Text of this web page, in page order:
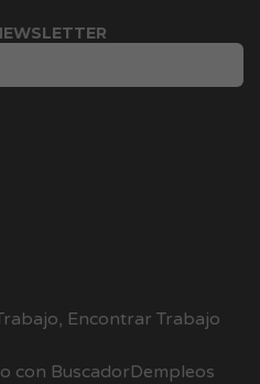
Encontrar Trabajo
con BuscadorDempleos